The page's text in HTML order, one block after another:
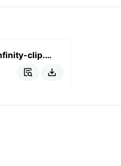
printing guide Infinity-clip.pdf
 